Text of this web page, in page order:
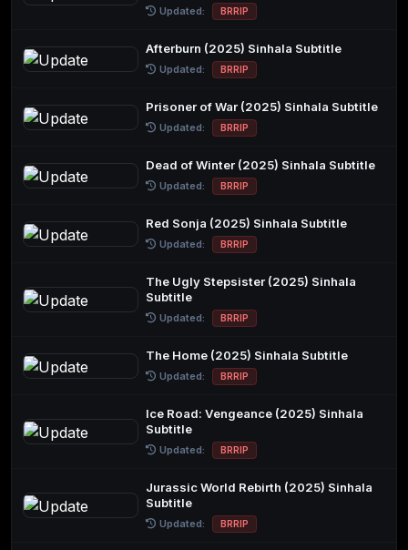
Updated: BRRIP
Afterburn (2025) Sinhala Subtitle
Updated: BRRIP
Prisoner of War (2025) Sinhala Subtitle
Updated: BRRIP
Dead of Winter (2025) Sinhala Subtitle
Updated: BRRIP
Red Sonja (2025) Sinhala Subtitle
Updated: BRRIP
The Ugly Stepsister (2025) Sinhala
Subtitle
Updated: BRRIP
The Home (2025) Sinhala Subtitle
Updated: BRRIP
Ice Road: Vengeance (2025) Sinhala
Subtitle
Updated: BRRIP
Jurassic World Rebirth (2025) Sinhala
Subtitle
Updated: BRRIP